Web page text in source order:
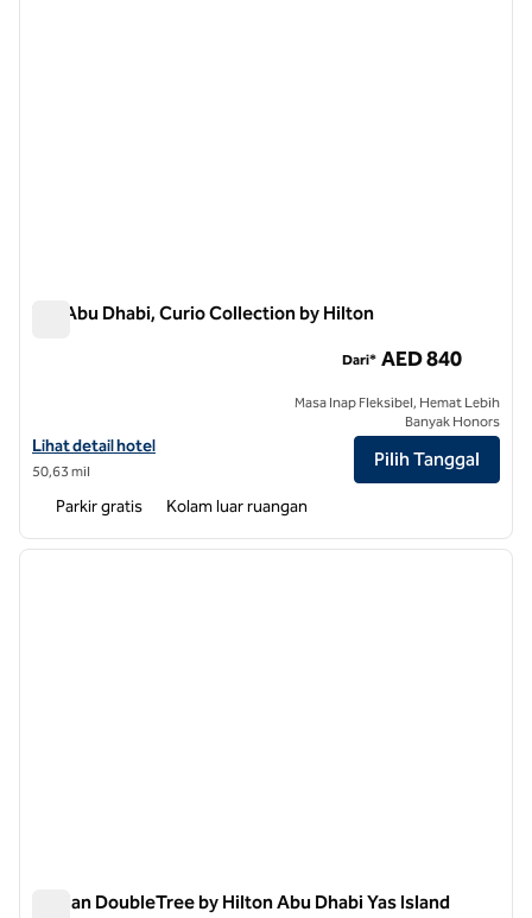
WB Abu Dhabi, Curio Collection by Hilton
Lihat detail hotel untuk The WB Abu Dhabi, Curio Collection by Hilton
Lihat detail hotel
50,63 mil
Dari* AED 840
Masa Inap Fleksibel, Hemat Lebih
Banyak Honors
Pilih Tanggal
Parkir gratis Kolam luar ruangan
1 dari 12
Hunian DoubleTree by Hilton Abu Dhabi Yas Island